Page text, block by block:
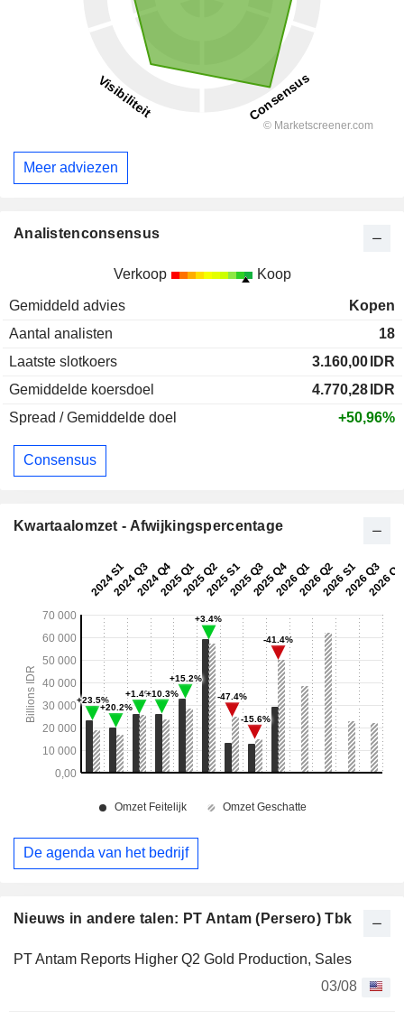
Nieuws in andere talen: PT Antam (Persero) Tbk
PT Antam Reports Higher Q2 Gold Production, Sales
03/08
Meer adviezen
Analistenconsensus
Verkoop Koop
Gemiddeld advies
Kopen
Aantal analisten
18
Laatste slotkoers
3.160,00 IDR
Gemiddelde koersdoel
4.770,28 IDR
Spread / Gemiddelde doel
+50,96%
Consensus
Kwartaalomzet - Afwijkingspercentage
De agenda van het bedrijf